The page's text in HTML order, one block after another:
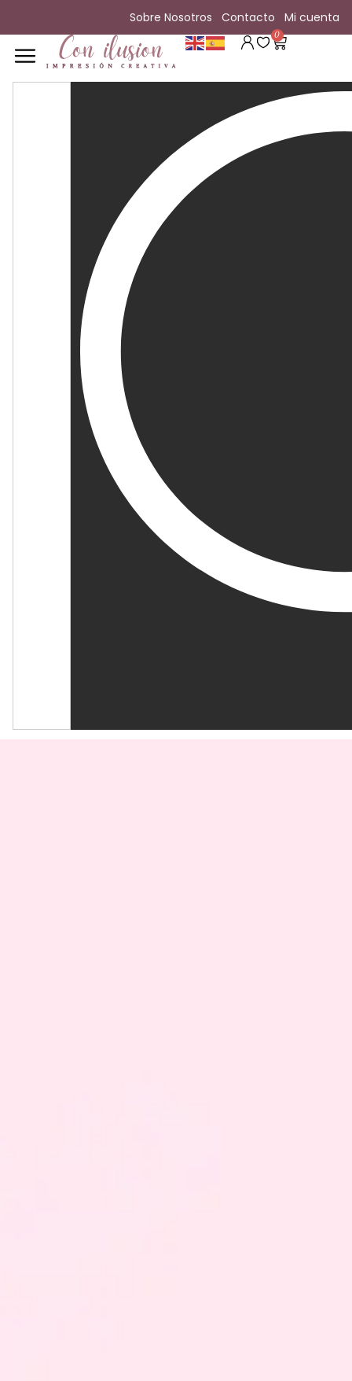
Sobre Nosotros Contacto Mi cuenta
0